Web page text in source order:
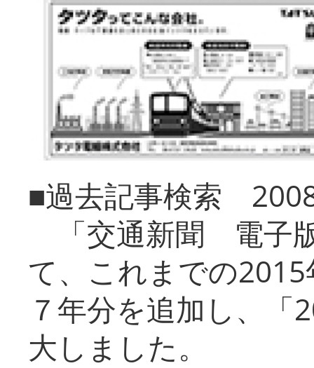
■過去記事検索
「交通新聞 電子
て、これまでの
７年分を追加し、「
大しまし